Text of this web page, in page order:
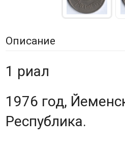
Описание
1 риал
1976 год,
Республика.